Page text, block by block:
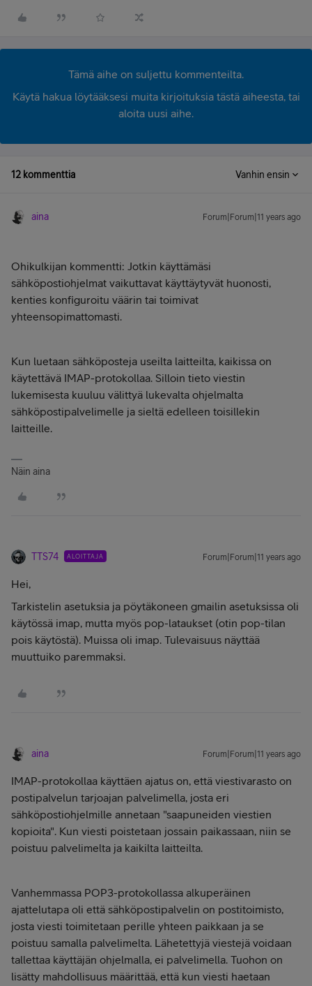
Tämä aihe on suljettu kommenteilta.
Käytä hakua löytääksesi muita kirjoituksia tästä aiheesta, tai
aloita uusi aihe.
12 kommenttia Vanhin ensin
aina Forum|Forum|11 years ago
Ohikulkijan kommentti: Jotkin käyttämäsi
sähköpostiohjelmat vaikuttavat käyttäytyvät huonosti,
kenties konfiguroitu väärin tai toimivat
yhteensopimattomasti.
Kun luetaan sähköposteja useilta laitteilta, kaikissa on
käytettävä IMAP-protokollaa. Silloin tieto viestin
lukemisesta kuuluu välittyä lukevalta ohjelmalta
sähköpostipalvelimelle ja sieltä edelleen toisillekin
laitteille.
Näin aina
TTS74 ALOITTAJA Forum|Forum|11 years ago
Hei,
Tarkistelin asetuksia ja pöytäkoneen gmailin asetuksissa oli
käytössä imap, mutta myös pop-lataukset (otin pop-tilan
pois käytöstä). Muissa oli imap. Tulevaisuus näyttää
muuttuiko paremmaksi.
aina Forum|Forum|11 years ago
IMAP-protokollaa käyttäen ajatus on, että viestivarasto on
postipalvelun tarjoajan palvelimella, josta eri
sähköpostiohjelmille annetaan "saapuneiden viestien
kopioita". Kun viesti poistetaan jossain paikassaan, niin se
poistuu palvelimelta ja kaikilta laitteilta.
Vanhemmassa POP3-protokollassa alkuperäinen
ajattelutapa oli että sähköpostipalvelin on postitoimisto,
josta viesti toimitetaan perille yhteen paikkaan ja se
poistuu samalla palvelimelta. Lähetettyjä viestejä voidaan
tallettaa käyttäjän ohjelmalla, ei palvelimella. Tuohon on
lisätty mahdollisuus määrittää, että kun viesti haetaan